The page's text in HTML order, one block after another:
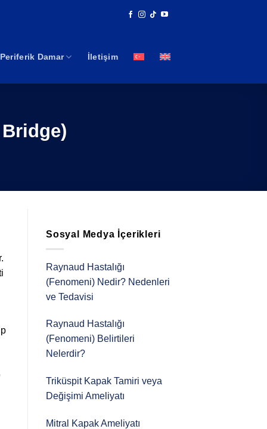
Periferik Damar İletişim
Bridge)
Sosyal Medya İçerikleri
Raynaud Hastalığı
(Fenomeni) Nedir? Nedenleri
ve Tedavisi
Raynaud Hastalığı
(Fenomeni) Belirtileri
Nelerdir?
Triküspit Kapak Tamiri veya
Değişimi Ameliyatı
Mitral Kapak Ameliyatı